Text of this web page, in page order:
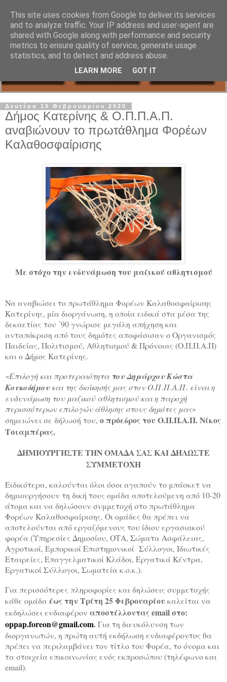
Δευτέρα 10 Φεβρουαρίου 2020
Δήμος Κατερίνης & Ο.Π.Π.Α.Π.
αναβιώνουν το πρωτάθλημα Φορέων
Καλαθοσφαίρισης
Με στόχο την ενδυνάμωση του μαζικού αθλητισμού
Να αναβιώσει το πρωτάθλημα Φορέων Καλαθοσφαίρισης
Κατερίνης, μία διοργάνωση, η οποία ειδικά στα μέσα της
δεκαετίας του ΄90 γνώρισε μεγάλη απήχηση και
ανταπόκριση από τους δημότες αποφάσισαν ο Οργανισμός
Παιδείας, Πολιτισμού, Αθλητισμού & Πρόνοιας (Ο.Π.Π.Α.Π)
και ο Δήμος Κατερίνης.
«Επιλογή και προτεραιότητα του Δημάρχου Κώστα
Κουκοδήμουκαι της διοίκησής μας στον Ο.Π.Π.Α.Π. είναι η
ενδυνάμωση του μαζικού αθλητισμού και η παροχή
περισσότερων επιλογών άθλησης στους δημότες μας»
σημειώνει σε δήλωσή του, ο πρόεδρος του Ο.Π.Π.Α.Π. Νίκος
Τσιαμπέρας.
ΔΗΜΙΟΥΡΓΗΣΤΕ ΤΗΝ ΟΜΑΔΑ ΣΑΣ ΚΑΙ ΔΗΛΩΣΤΕ
ΣΥΜΜΕΤΟΧΗ
Ειδικότερα, καλούνται όλοι όσοι αγαπούν το μπάσκετ να
δημιουργήσουν τη δική τους ομάδα αποτελούμενη από 10-20
άτομα και να δηλώσουν συμμετοχή στο πρωτάθλημα
Φορέων Καλαθοσφαίρισης. Οι ομάδες θα πρέπει να
αποτελούνται από εργαζόμενους του ίδιου εργασιακού
φορέα (Υπηρεσίες Δημοσίου, ΟΤΑ, Σώματα Ασφάλειας,
Αγροτικοί, Εμπορικοί Επιστημονικοί Σύλλογοι, Ιδιωτικές
Εταιρείες, Επαγγελματικοί Κλάδοι, Εργατικά Κέντρα,
Εργατικοί Σύλλογοι, Σωματεία κ.ο.κ.).
Για περισσότερες πληροφορίες και δηλώσεις συμμετοχής
κάθε ομάδα έως την Τρίτη 25 Φεβρουαρίουκαλείται να
εκδηλώσει ενδιαφέρον αποστέλλοντας email στο:
oppap.foreon@gmail.com.Για τη διευκόλυνση των
διοργανωτών, η πρώτη αυτή εκδήλωση ενδιαφέροντος θα
πρέπει να περιλαμβάνει τον τίτλο του Φορέα, το όνομα και
τα στοιχεία επικοινωνίας ενός εκπροσώπου (τηλέφωνο και
email).
This site uses cookies from Google to deliver its services
and to analyze traffic. Your IP address and user-agent are
shared with Google along with performance and security
metrics to ensure quality of service, generate usage
statistics, and to detect and address abuse.
LEARN MORE GOT IT